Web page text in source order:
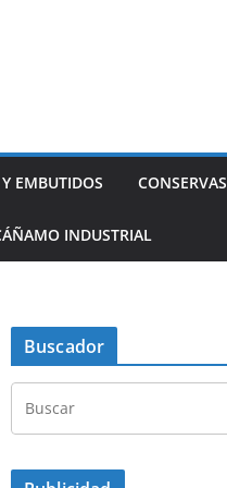
EMBUTIDOS CONSERVAS
INDUSTRIAL
Buscador